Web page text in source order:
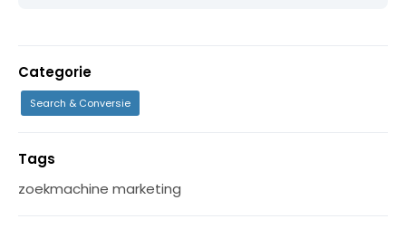
Categorie
Search & Conversie
Tags
zoekmachine marketing